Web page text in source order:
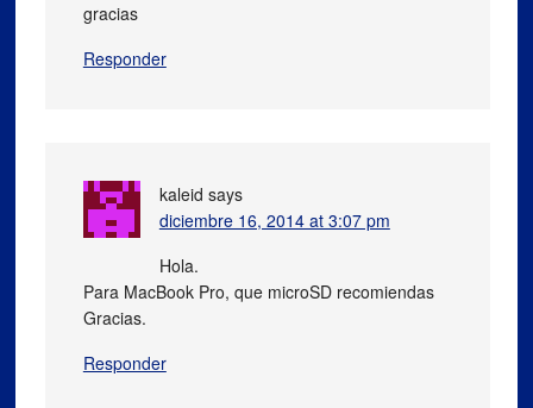
gracias
Responder
kaleid says
diciembre 16, 2014 at 3:07 pm
Hola.
Para MacBook Pro, que microSD recomiendas
Gracias.
Responder